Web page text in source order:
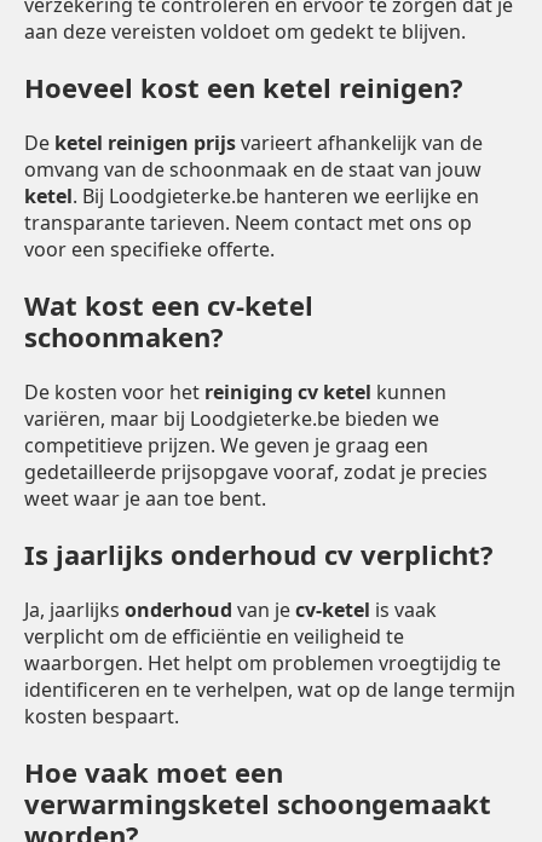
aan deze vereisten voldoet om gedekt te blijven.
Hoeveel kost een ketel reinigen?
De ketel reinigen prijsvarieert afhankelijk van de
omvang van de schoonmaak en de staat van jouw
ketel. Bij Loodgieterke.be hanteren we eerlijke en
transparante tarieven. Neem contact met ons op
voor een specifieke offerte.
Wat kost een cv-ketel
schoonmaken?
De kosten voor het reiniging cv ketel kunnen
variëren, maar bij Loodgieterke.be bieden we
competitieve prijzen. We geven je graag een
gedetailleerde prijsopgave vooraf, zodat je precies
weet waar je aan toe bent.
Is jaarlijks onderhoud cv verplicht?
Ja, jaarlijks onderhoud van jecv-ketel is vaak
verplicht om de efficiëntie en veiligheid te
waarborgen. Het helpt om problemen vroegtijdig te
identificeren en te verhelpen, wat op de lange termijn
kosten bespaart.
Hoe vaak moet een
verwarmingsketel schoongemaakt